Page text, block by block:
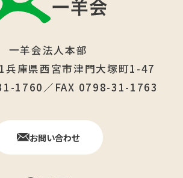
一羊会法人本部
庫県西宮市津門大塚町1-47
1760／FAX 0798-31-1763
お問い合わせ